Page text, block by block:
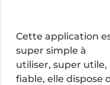
Cette application
super simple à
utiliser, super utile,
fiable, elle dispose